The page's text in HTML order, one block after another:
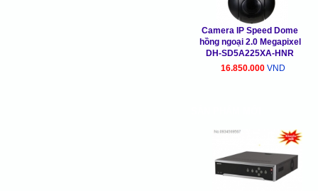
Camera IP Speed Dome
hồng ngoại 2.0 Megapixel
DH-SD5A225XA-HNR
16.850.000 VND